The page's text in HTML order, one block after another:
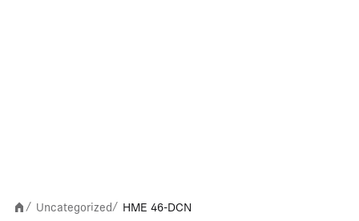
/ Uncategorized / HME 46-DCN